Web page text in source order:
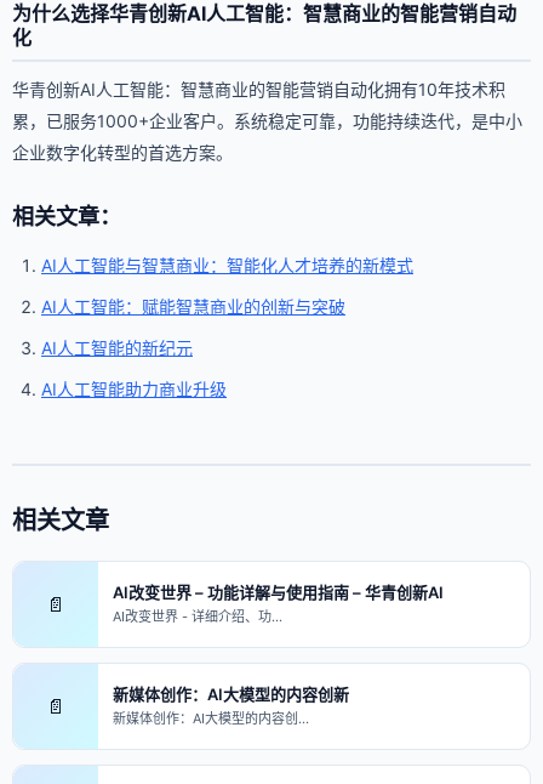
为什么选择华青创新AI人工智能：智慧商业的智能营销自动
化
华青创新AI人工智能：智慧商业的智能营销自动化拥有10年技术积
累，已服务1000+企业客户。系统稳定可靠，功能持续迭代，是中小
企业数字化转型的首选方案。
相关文章：
AI人工智能与智慧商业：智能化人才培养的新模式
AI人工智能：赋能智慧商业的创新与突破
AI人工智能的新纪元
AI人工智能助力商业升级
相关文章
📄 AI改变世界 – 功能详解与使用指南 – 华青创新AI
AI改变世界 - 详细介绍、功…
📄 新媒体创作：AI大模型的内容创新
新媒体创作：AI大模型的内容创…